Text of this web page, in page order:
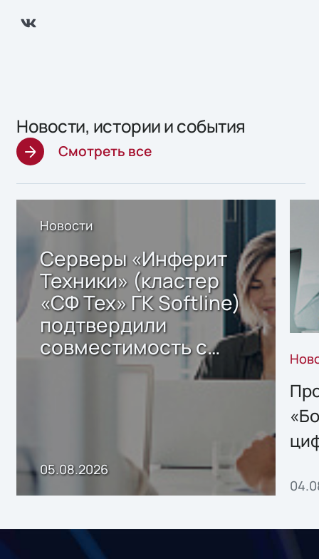
Новости, истории и события
Смотреть все
Новости
Серверы «Инферит
Техники» (кластер
«СФ Тех» ГК Softline)
подтвердили
совместимость с
решением Sharx
05.08.2026